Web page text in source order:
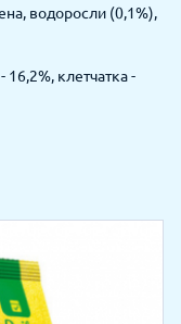
водоросли (0,1%),
клетчатка -